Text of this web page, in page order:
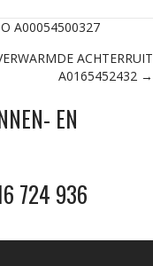
A00054500327
ACHTERRUIT
A0165452432 →
EN
724 936